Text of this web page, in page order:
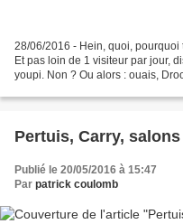
28/06/2016 - Hein, quoi,
Et pas loin de 1 visiteur par jour,
youpi. Non ? Ou alors : ouais,
Pertuis, Carry,
Publié le 20/05/2016 à 15:47
Par patrick coulomb